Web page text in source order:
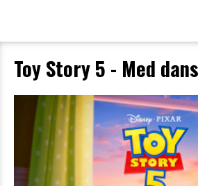
Toy Story 5 - Med